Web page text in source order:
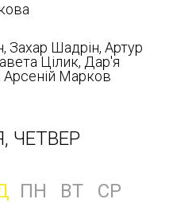
Захар Шадрін, Артур
Цілик, Дар'я
Марков
ЧЕТВЕР
ПН ВТ
СР